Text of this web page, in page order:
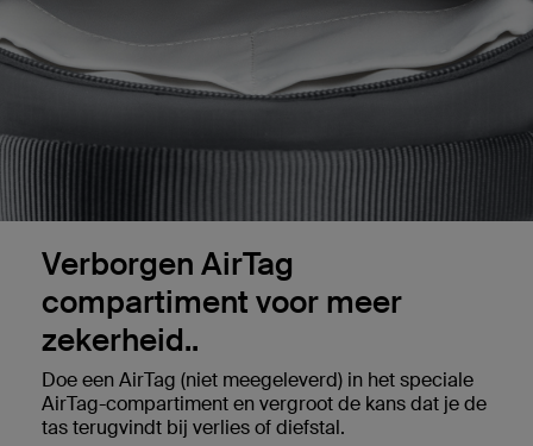
Verborgen AirTag
compartiment voor meer
zekerheid..
Doe een AirTag (niet meegeleverd) in het speciale
AirTag-compartiment en vergroot de kans dat je de
tas terugvindt bij verlies of diefstal.